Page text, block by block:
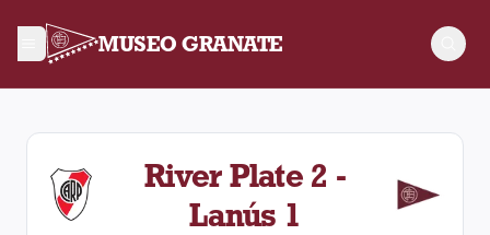
MUSEO GRANATE
Fecha 16. Partido entre Lanús y River Plate disputado el
River Plate 2 -
Lanús 1